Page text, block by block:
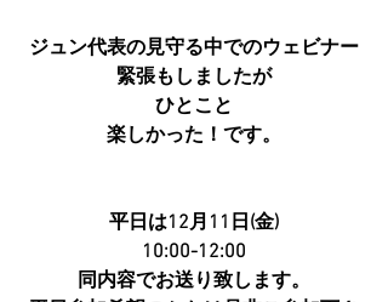
ジュン代表の見守る中でのウェビナー
緊張もしましたが
ひとこと
楽しかった！です。
平日は12月11日(金)
10:00-12:00
同内容でお送り致します。